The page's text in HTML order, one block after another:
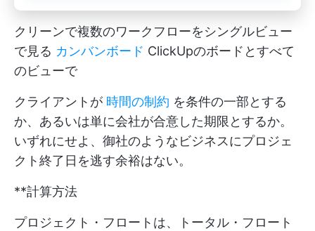
クリーンで複数のワークフローをシングルビュー
で見る カンバンボード ClickUpのボードとすべて
のビューで
クライアントが 時間の制約 を条件の一部とする
か、あるいは単に会社が合意した期限とするか。
いずれにせよ、御社のようなビジネスにプロジェ
クト終了日を逃す余裕はない。
**計算方法
プロジェクト・フロートは、トータル・フロート